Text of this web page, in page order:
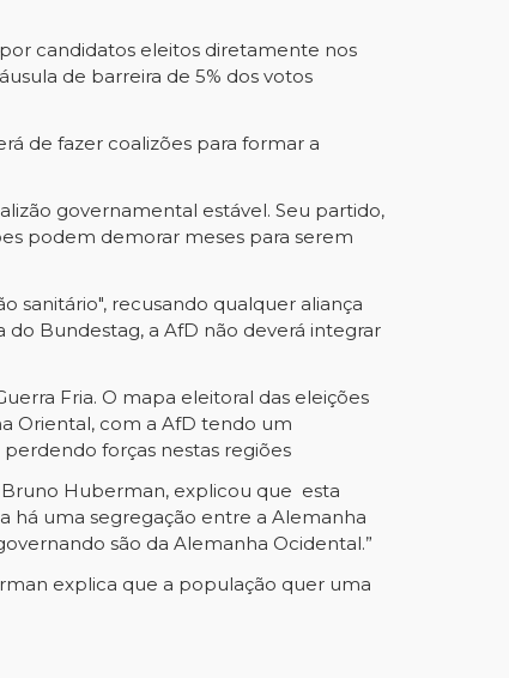
candidatos eleitos diretamente nos
de barreira de 5% dos votos
de fazer coalizões para formar a
governamental estável. Seu partido,
podem demorar meses para serem
sanitário", recusando qualquer aliança
do Bundestag, a AfD não deverá integrar
Fria. O mapa eleitoral das eleições
Oriental, com a AfD tendo um
forças nestas regiões
Bruno Huberman, explicou que esta
há uma segregação entre a Alemanha
são da Alemanha Ocidental.”
explica que a população quer uma